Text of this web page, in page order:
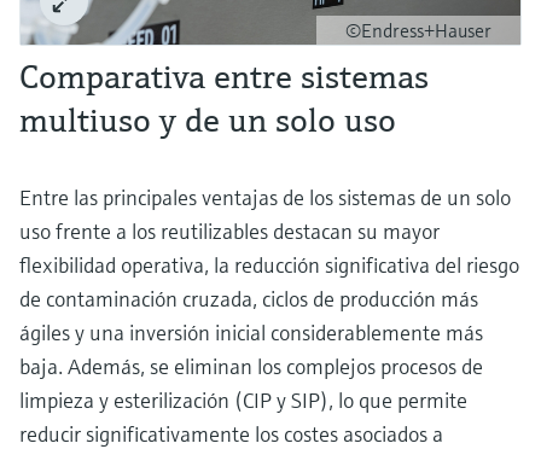
©Endress+Hauser
Comparativa entre sistemas
multiuso y de un solo uso
Entre las principales ventajas de los sistemas de un solo
uso frente a los reutilizables destacan su mayor
flexibilidad operativa, la reducción significativa del riesgo
de contaminación cruzada, ciclos de producción más
ágiles y una inversión inicial considerablemente más
baja. Además, se eliminan los complejos procesos de
limpieza y esterilización (CIP y SIP), lo que permite
reducir significativamente los costes asociados a